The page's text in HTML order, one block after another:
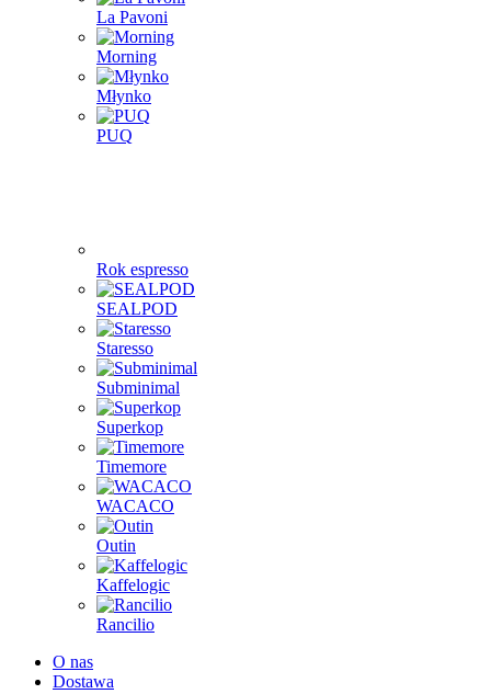
La Pavoni
Morning
Młynko
PUQ
Rok espresso
SEALPOD
Staresso
Subminimal
Superkop
Timemore
WACACO
Outin
Kaffelogic
Rancilio
O nas
Dostawa